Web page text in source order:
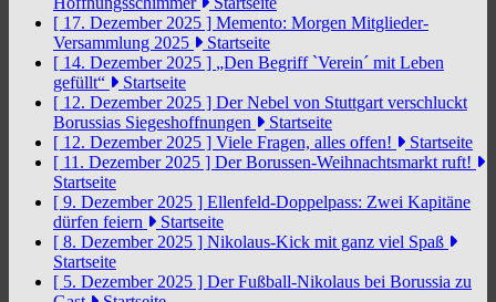
[ 17. Dezember 2025 ] Memento: Morgen Mitglieder-
Versammlung 2025
Startseite
[ 14. Dezember 2025 ] „Den Begriff `Verein´ mit Leben
gefüllt“
Startseite
[ 12. Dezember 2025 ] Der Nebel von Stuttgart verschluckt
Borussias Siegeshoffnungen
Startseite
[ 12. Dezember 2025 ] Viele Fragen, alles offen!
Startseite
[ 11. Dezember 2025 ] Der Borussen-Weihnachtsmarkt ruft!
Startseite
[ 9. Dezember 2025 ] Ellenfeld-Doppelpass: Zwei Kapitäne
dürfen feiern
Startseite
[ 8. Dezember 2025 ] Nikolaus-Kick mit ganz viel Spaß
Startseite
[ 5. Dezember 2025 ] Der Fußball-Nikolaus bei Borussia zu